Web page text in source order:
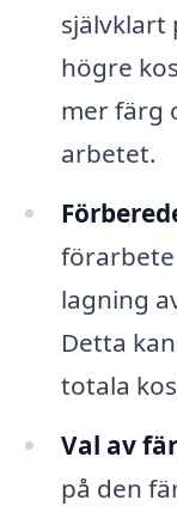
självklart
högre
mer färg
arbetet.
lagning
Detta
totala
Val av
på den